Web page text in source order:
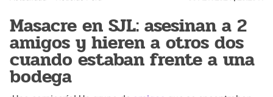
Masacre en SJL: asesinan a 2
amigos y hieren a otros dos
cuando estaban frente a una
bodega